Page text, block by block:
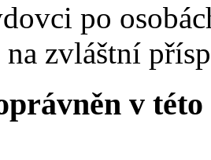
po
zvláštní
v